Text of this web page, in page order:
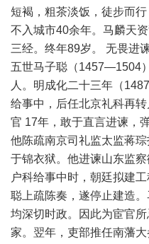
短褐，粗茶淡饭，徒步而
不入城市40余年。马麟天
三经。终年89岁。 无畏进
五世马子聪（1457—1504
人。明成化二十三年（
给事中，后任北京礼科再
官 17年，敢于直言进谏，
他陈疏南京司礼监太监蒋
于锦衣狱。他进谏山东监
户科给事中时，朝廷拟建
聪上疏陈奏，遂停止建造
均深切时政。因此为宦官
家。翌年，吏部推任南藩